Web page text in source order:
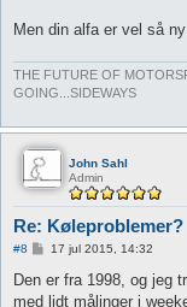
Men din alfa er vel så
THE FUTURE OF
GOING...SIDEWAYS
John Sahl
Admin
Re: Køleproblemer?
#8
d
17 jul 2015, 14:32
Den er fra 1998, og jeg
med lidt målinger i